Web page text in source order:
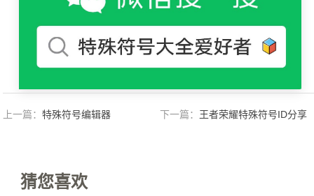
上一篇：特殊符号编辑器 下一篇： 王者荣耀特殊符号ID分享
猜您喜欢